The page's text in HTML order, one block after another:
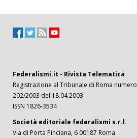
Federalismi.it - Rivista Telematica
Registrazione al Tribunale di Roma numero
202/2003 del 18.04.2003
ISSN 1826-3534
Società editoriale federalismi s.r.l.
Via di Porta Pinciana, 6 00187 Roma